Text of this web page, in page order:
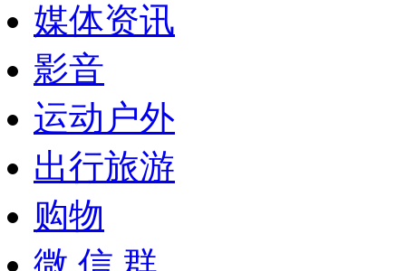
媒体资讯
影音
运动户外
出行旅游
购物